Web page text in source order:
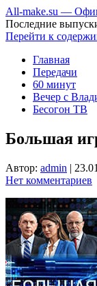
All-make.su —
Последние
Перейти к
Главная
Передачи
60 минут
Вечер с
Бесогон ТВ
Большая
Автор: admin |
Нет комментариев